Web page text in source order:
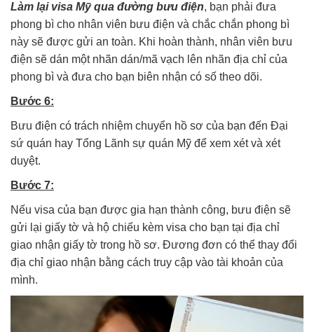
Làm lại visa Mỹ qua đường bưu điện, bạn phải đưa
phong bì cho nhân viên bưu điện và chắc chắn phong bì
này sẽ được gửi an toàn. Khi hoàn thành, nhân viên bưu
điện sẽ dán một nhãn dán/mã vạch lên nhãn địa chỉ của
phong bì và đưa cho bạn biên nhận có số theo dõi.
Bước 6:
Bưu điện có trách nhiệm chuyển hồ sơ của bạn đến Đại
sứ quán hay Tổng Lãnh sự quán Mỹ để xem xét và xét
duyệt.
Bước 7:
Nếu visa của bạn được gia hạn thành công, bưu điện sẽ
gửi lại giấy tờ và hộ chiếu kèm visa cho bạn tại địa chỉ
giao nhận giấy tờ trong hồ sơ. Đương đơn có thể thay đổi
địa chỉ giao nhận bằng cách truy cập vào tài khoản của
mình.